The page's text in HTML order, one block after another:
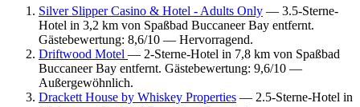
Silver Slipper Casino & Hotel - Adults Only — 3.5-Sterne-
Hotel in 3,2 km von Spaßbad Buccaneer Bay entfernt.
Gästebewertung: 8,6/10 — Hervorragend.
Driftwood Motel — 2-Sterne-Hotel in 7,8 km von Spaßbad
Buccaneer Bay entfernt. Gästebewertung: 9,6/10 —
Außergewöhnlich.
Drackett House by Whiskey Properties — 2.5-Sterne-Hotel in